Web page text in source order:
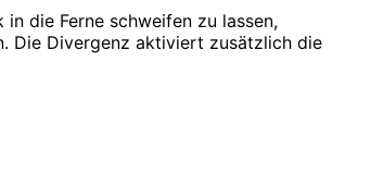
die Ferne schweifen zu lassen,
Die Divergenz aktiviert zusätzlich die